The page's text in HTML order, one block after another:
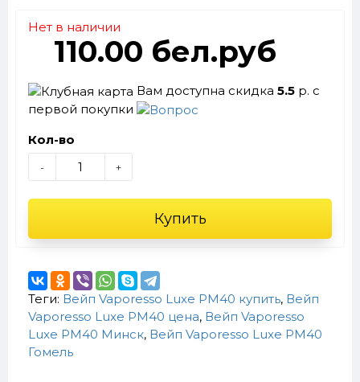
Нет в наличии
110.00 бел.руб
Вам доступна скидка 5.5 р. с
первой покупки
Кол-во
- +
Купить
Теги: Вейп Vaporesso Luxe PM40 купить, Вейп
Vaporesso Luxe PM40 цена, Вейп Vaporesso
Luxe PM40 Минск, Вейп Vaporesso Luxe PM40
Гомель